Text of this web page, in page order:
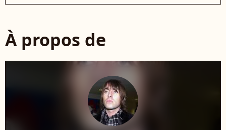
À propos de